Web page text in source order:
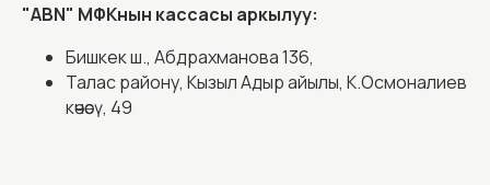
"ABN" МФКнын кассасы аркылуу:
Бишкек ш., Абдрахманова 136,
Талас району, Кызыл Адыр айылы, К.Осмоналиев
көчөсү, 49